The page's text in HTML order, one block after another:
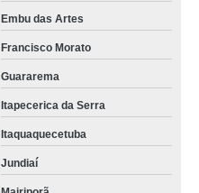
Embu das Artes
Francisco Morato
Guararema
Itapecerica da Serra
Itaquaquecetuba
Jundiaí